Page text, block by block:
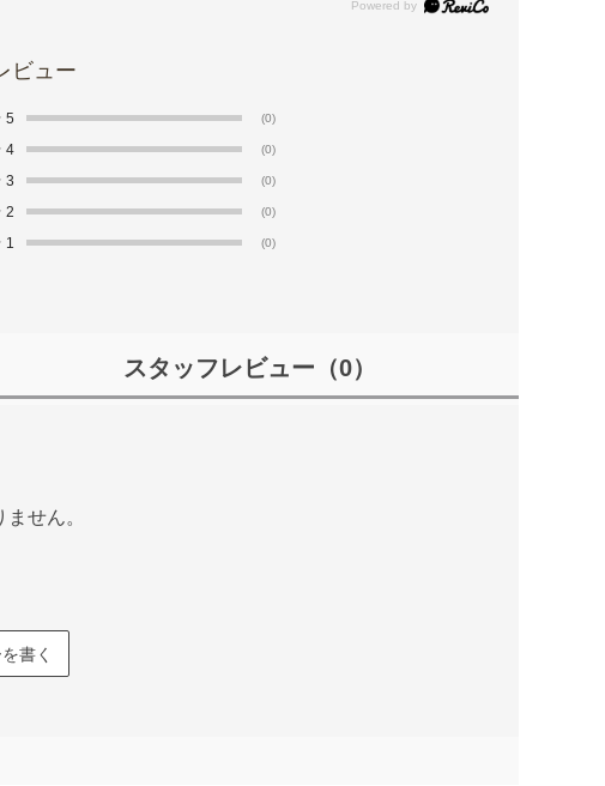
5 (0)
4 (0)
3 (0)
2 (0)
1 (0)
スタッフレビュー （0）
せん。
書く